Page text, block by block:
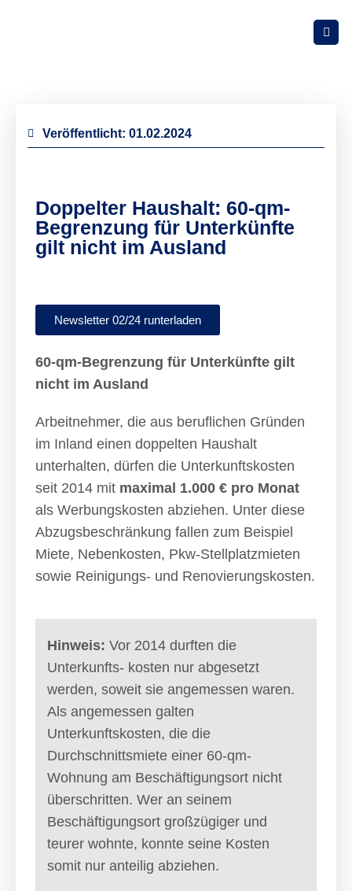
Veröffentlicht: 01.02.2024
Doppelter Haushalt: 60-qm-
Begrenzung für Unterkünfte
gilt nicht im Ausland
Newsletter 02/24 runterladen
60-qm-Begrenzung für Unterkünfte gilt
nicht im Ausland
Arbeitnehmer, die aus beruflichen Gründen
im Inland einen doppelten Haushalt
unterhalten, dürfen die Unterkunftskosten
seit 2014 mit maximal 1.000 € pro Monat
als Werbungskosten abziehen. Unter diese
Abzugsbeschränkung fallen zum Beispiel
Miete, Nebenkosten, Pkw-Stellplatzmieten
sowie Reinigungs- und Renovierungskosten.
Hinweis: Vor 2014 durften die
Unterkunfts- kosten nur abgesetzt
werden, soweit sie angemessen waren.
Als angemessen galten
Unterkunftskosten, die die
Durchschnittsmiete einer 60-qm-
Wohnung am Beschäftigungsort nicht
überschritten. Wer an seinem
Beschäftigungsort großzügiger und
teurer wohnte, konnte seine Kosten
somit nur anteilig abziehen.